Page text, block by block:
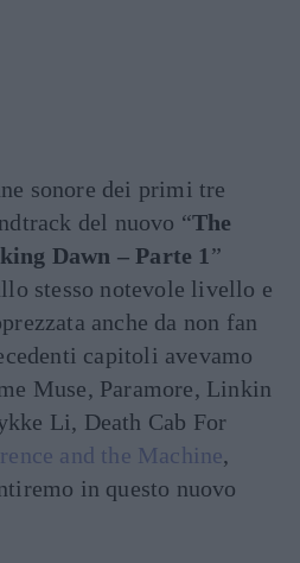
sonore dei primi tre
del nuovo “The
Dawn – Parte 1 ”
stesso notevole livello e
anche da non fan
capitoli avevamo
Muse, Paramore, Linkin
Li, Death Cab For
and the Machine,
in questo nuovo